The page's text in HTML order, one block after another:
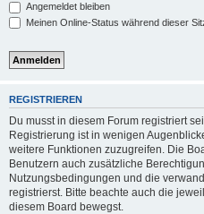
Angemeldet bleiben
Meinen Online-Status während dieser
REGISTRIEREN
Du musst in diesem Forum registriert
Registrierung ist in wenigen
weitere Funktionen zuzugreifen. Die
Benutzern auch zusätzliche
Nutzungsbedingungen und die
registrierst. Bitte beachte auch die
diesem Board bewegst.